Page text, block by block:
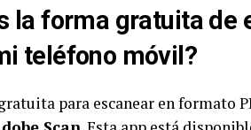
la forma gratuita de
teléfono móvil?
para escanear en formato